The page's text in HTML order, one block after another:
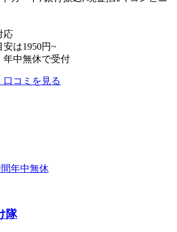
応
安は1950円~
年中無休で受付
口コミを見る
間年中無休
隊